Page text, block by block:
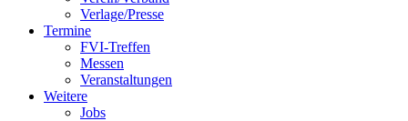
Verlage/Presse
Termine
FVI-Treffen
Messen
Veranstaltungen
Weitere
Jobs